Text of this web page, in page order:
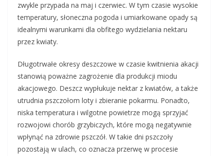
zwykle przypada na maj i czerwiec. W tym czasie wysokie
temperatury, słoneczna pogoda i umiarkowane opady są
idealnymi warunkami dla obfitego wydzielania nektaru
przez kwiaty.
Długotrwałe okresy deszczowe w czasie kwitnienia akacji
stanowią poważne zagrożenie dla produkcji miodu
akacjowego. Deszcz wypłukuje nektar z kwiatów, a także
utrudnia pszczołom loty i zbieranie pokarmu. Ponadto,
niska temperatura i wilgotne powietrze mogą sprzyjać
rozwojowi chorób grzybiczych, które mogą negatywnie
wpłynąć na zdrowie pszczół. W takie dni pszczoły
pozostają w ulach, co oznacza przerwę w procesie